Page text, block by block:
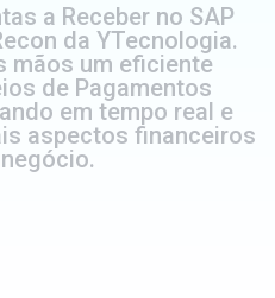
a Receber no SAP
da YTecnologia.
mãos um eficiente
de Pagamentos
em tempo real e
aspectos financeiros